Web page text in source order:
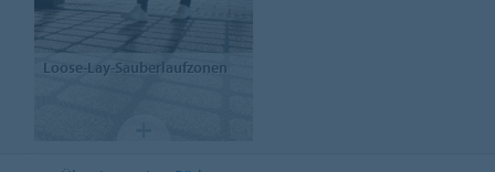
Loose-Lay-Sauberlaufzonen